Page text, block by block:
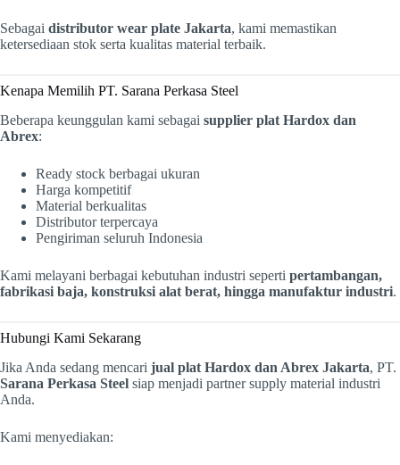
Sebagai distributor wear plate Jakarta, kami memastikan
ketersediaan stok serta kualitas material terbaik.
Kenapa Memilih PT. Sarana Perkasa Steel
Beberapa keunggulan kami sebagai supplier plat Hardox dan
Abrex:
Ready stock berbagai ukuran
Harga kompetitif
Material berkualitas
Distributor terpercaya
Pengiriman seluruh Indonesia
Kami melayani berbagai kebutuhan industri seperti pertambangan,
fabrikasi baja, konstruksi alat berat, hingga manufaktur industri.
Hubungi Kami Sekarang
Jika Anda sedang mencari jual plat Hardox dan Abrex Jakarta, PT.
Sarana Perkasa Steel siap menjadi partner supply material industri
Anda.
Kami menyediakan: